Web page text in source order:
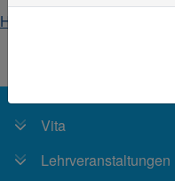
Home
Personen
Vita
Lehrveranstaltungen